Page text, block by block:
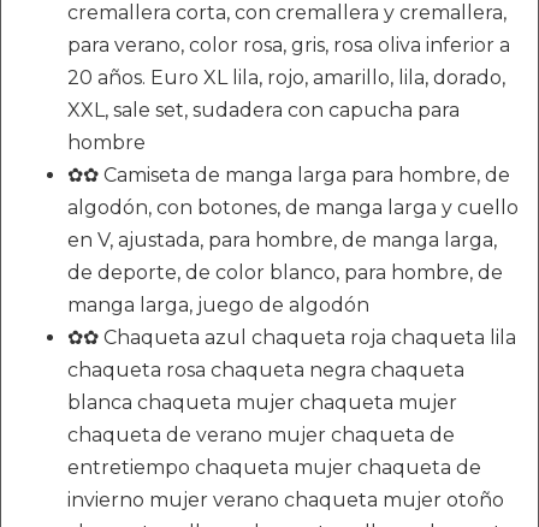
cremallera corta, con cremallera y cremallera,
para verano, color rosa, gris, rosa oliva inferior a
20 años. Euro XL lila, rojo, amarillo, lila, dorado,
XXL, sale set, sudadera con capucha para
hombre
✿✿ Camiseta de manga larga para hombre, de
algodón, con botones, de manga larga y cuello
en V, ajustada, para hombre, de manga larga,
de deporte, de color blanco, para hombre, de
manga larga, juego de algodón
✿✿ Chaqueta azul chaqueta roja chaqueta lila
chaqueta rosa chaqueta negra chaqueta
blanca chaqueta mujer chaqueta mujer
chaqueta de verano mujer chaqueta de
entretiempo chaqueta mujer chaqueta de
invierno mujer verano chaqueta mujer otoño